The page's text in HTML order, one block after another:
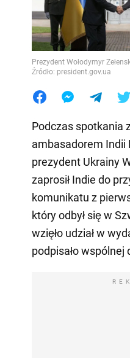
Prezydent Wołodymyr
Źródło: president.gov.ua
Podczas spotkania
ambasadorem Indii
prezydent Ukrainy
zaprosił Indie do
komunikatu z
który odbył się w
wzięło udział w
podpisało wspólnej